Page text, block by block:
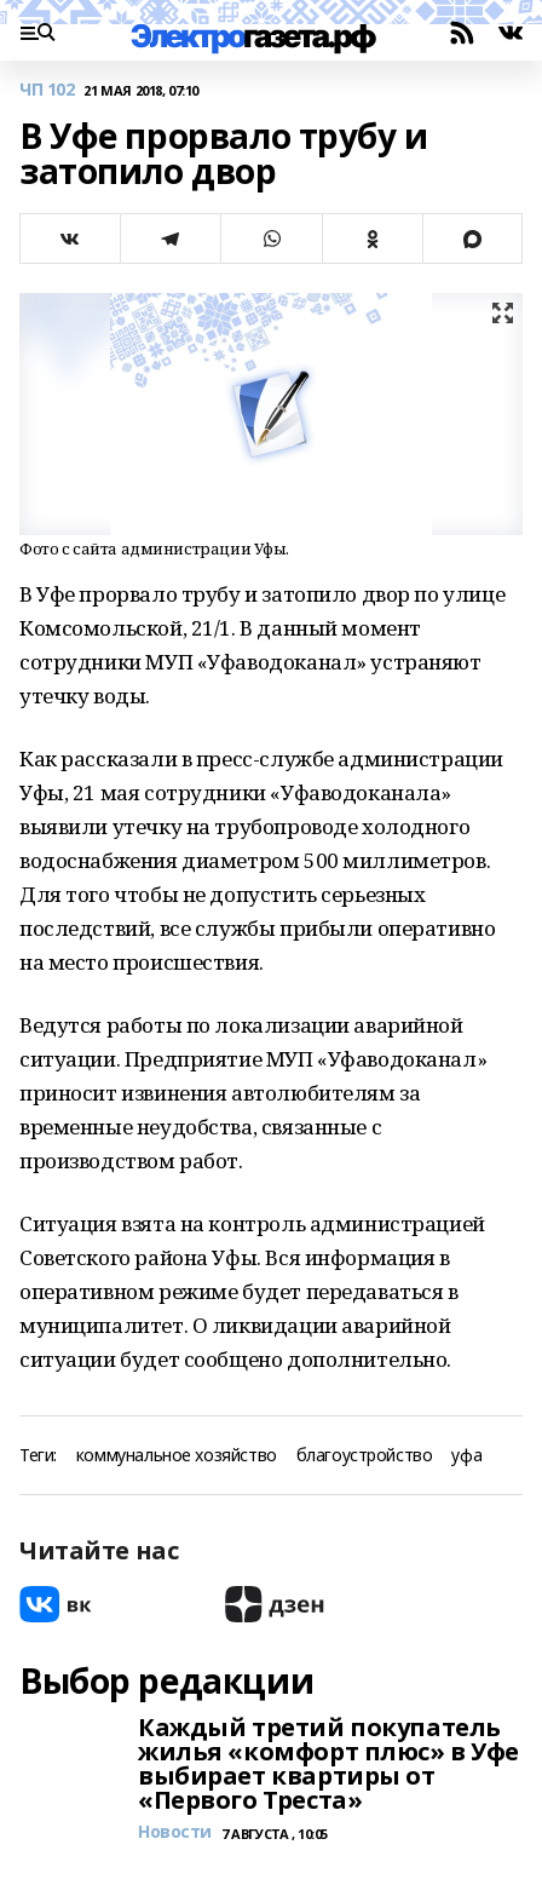
ЧП 102 21 МАЯ 2018, 07:10
В Уфе прорвало трубу и
затопило двор
Фото с сайта администрации Уфы.
В Уфе прорвало трубу и затопило двор по улице
Комсомольской, 21/1. В данный момент
сотрудники МУП «Уфаводоканал» устраняют
утечку воды.
Как рассказали в пресс-службе администрации
Уфы, 21 мая сотрудники «Уфаводоканала»
выявили утечку на трубопроводе холодного
водоснабжения диаметром 500 миллиметров.
Для того чтобы не допустить серьезных
последствий, все службы прибыли оперативно
на место происшествия.
Ведутся работы по локализации аварийной
ситуации. Предприятие МУП «Уфаводоканал»
приносит извинения автолюбителям за
временные неудобства, связанные с
производством работ.
Ситуация взята на контроль администрацией
Советского района Уфы. Вся информация в
оперативном режиме будет передаваться в
муниципалитет. О ликвидации аварийной
ситуации будет сообщено дополнительно.
Теги: коммунальное хозяйство благоустройство уфа
Читайте нас
Выбор редакции
Каждый третий покупатель
жилья «комфорт плюс» в Уфе
выбирает квартиры от
«Первого Треста»
Новости 7 АВГУСТА , 10:05